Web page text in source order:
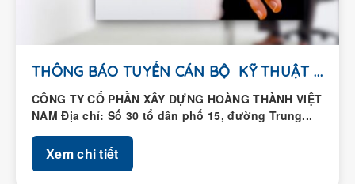
THÔNG BÁO TUYỂN CÁN BỘ KỸ THUẬT HIỆN...
CÔNG TY CỔ PHẦN XÂY DỰNG HOÀNG THÀNH VIỆT
NAM Địa chỉ: Số 30 tổ dân phố 15, đường Trung...
Xem chi tiết